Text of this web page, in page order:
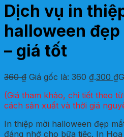
Dịch vụ in
halloween
– giá tốt
360₫ Giá gốc là: 360 ₫.300 ₫
(Giá tham khảo, chi tiết theo
cách sản xuất và thời giá
In thiệp mời halloween đẹp
đáng nhớ cho bữa tiệc. In